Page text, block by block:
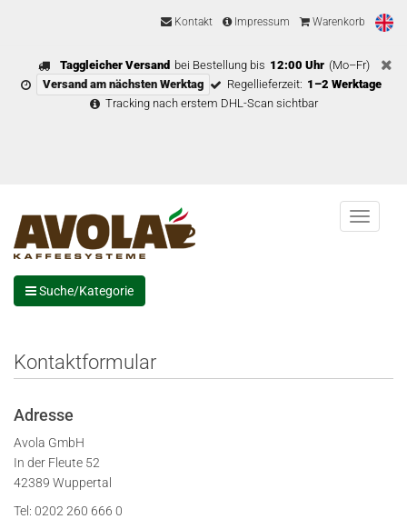
Kontakt Impressum Warenkorb
Taggleicher Versand bei Bestellung bis 12:00 Uhr (Mo–Fr)
Versand am nächsten Werktag
Regellieferzeit: 1–2 Werktage
Tracking nach erstem DHL-Scan sichtbar
Menu
Suche/Kategorie
Kontaktformular
Adresse
Avola GmbH
In der Fleute 52
42389 Wuppertal
Tel: 0202 260 666 0